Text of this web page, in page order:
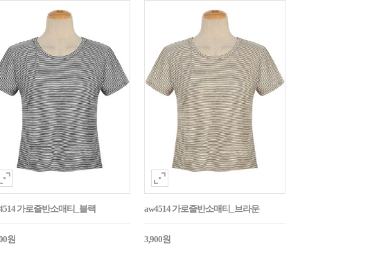
가로줄반소매티_블랙
원
aw4514 가로줄반소매티_브라운
3,900원